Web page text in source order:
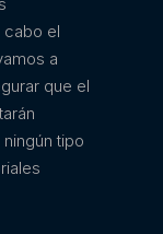
cabo el
a
que el
tipo